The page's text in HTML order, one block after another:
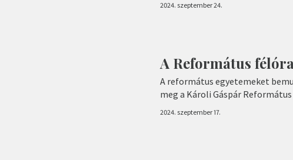
2024. szeptember 24.
A Református
A református egyetemeket
meg a Károli Gáspár
2024. szeptember 17.